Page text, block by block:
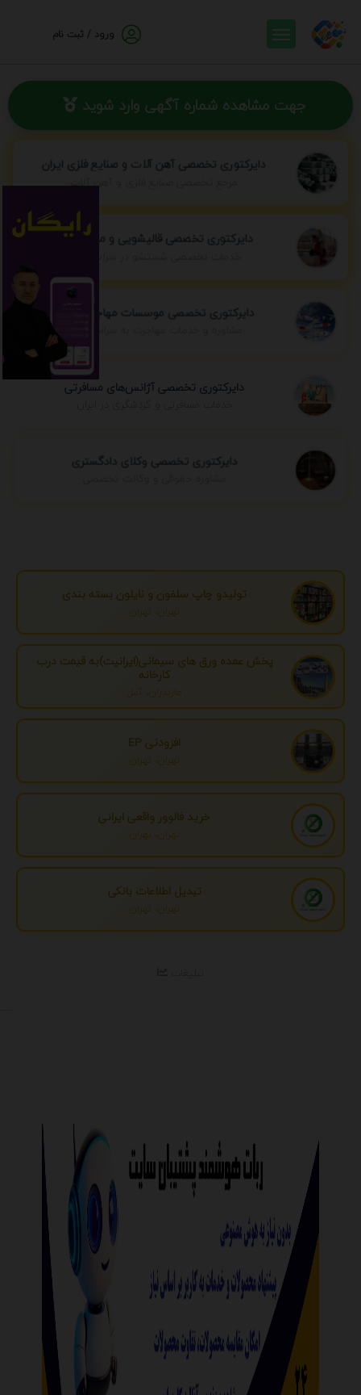
ورود / ثبت نام
دایرکتوری تخصصی آهن آلات و صنایع فلزی ایران
مرجع تخصصی صنایع فلزی و آهن آلات
دایرکتوری تخصصی قالیشویی و مبل شویی
دایرکتوری تخصصی موسسات مهاجرتی ایران
مشاوره و خدمات مهاجرت به سراسر جهان
دایرکتوری تخصصی آژانس‌های مسافرتی
دایرکتوری تخصصی وکلای دادگستری
تولیدو چاپ سلفون و نایلون بسته بندی
تهران، تهران
پخش عمده ورق های سیمانی(ایرانیت)به قیمت درب
کارخانه
مازندران، آمل
افزودنی EP
تهران، تهران
خرید فالوور واقعی ایرانی
تهران، تهران
تبدیل اطلاعات بانکی
تهران، تهران
جهت مشاهده شماره آگهی وارد شوید